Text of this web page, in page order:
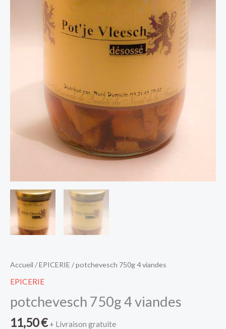
Accueil /EPICERIE / potchevesch 750g 4 viandes
EPICERIE
potchevesch 750g 4 viandes
11,50€ + Livraison gratuite